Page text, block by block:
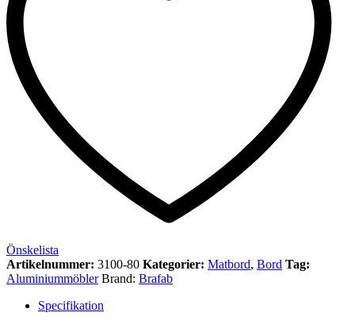
Önskelista
Artikelnummer: 3100-80 Kategorier: Matbord, Bord Tag:
Aluminiummöbler Brand: Brafab
Specifikation